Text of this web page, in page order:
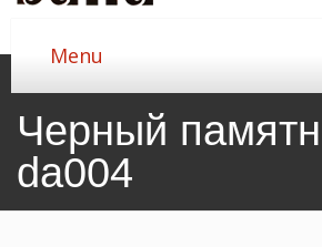
Черный
da004